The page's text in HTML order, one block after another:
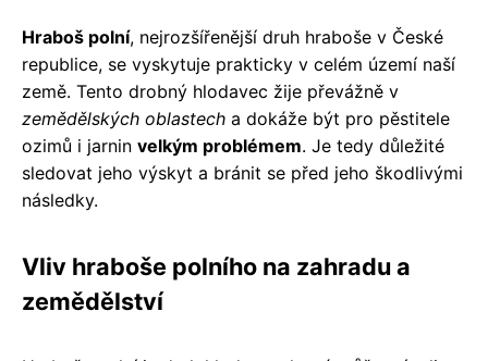
Hraboš polní, nejrozšířenější druh hraboše v České
republice, se vyskytuje prakticky v celém území naší
země. Tento drobný hlodavec žije převážně v
zemědělských oblastech a dokáže být pro pěstitele
ozimů i jarnin velkým problémem. Je tedy důležité
sledovat jeho výskyt a bránit se před jeho škodlivými
následky.
Vliv hraboše polního na zahradu a
zemědělství